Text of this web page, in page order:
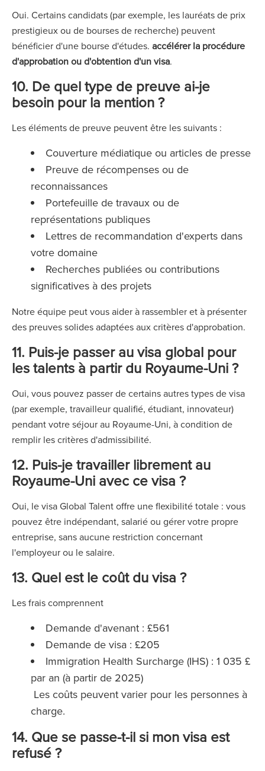
Oui. Certains candidats (par exemple, les lauréats de prix
prestigieux ou de bourses de recherche) peuvent
bénéficier d'une bourse d'études. accélérer la procédure
d'approbation ou d'obtention d'un visa.
10. De quel type de preuve ai-je
besoin pour la mention ?
Les éléments de preuve peuvent être les suivants :
Couverture médiatique ou articles de presse
Preuve de récompenses ou de
reconnaissances
Portefeuille de travaux ou de
représentations publiques
Lettres de recommandation d'experts dans
votre domaine
Recherches publiées ou contributions
significatives à des projets
Notre équipe peut vous aider à rassembler et à présenter
des preuves solides adaptées aux critères d'approbation.
11. Puis-je passer au visa global pour
les talents à partir du Royaume-Uni ?
Oui, vous pouvez passer de certains autres types de visa
(par exemple, travailleur qualifié, étudiant, innovateur)
pendant votre séjour au Royaume-Uni, à condition de
remplir les critères d'admissibilité.
12. Puis-je travailler librement au
Royaume-Uni avec ce visa ?
Oui, le visa Global Talent offre une flexibilité totale : vous
pouvez être indépendant, salarié ou gérer votre propre
entreprise, sans aucune restriction concernant
l'employeur ou le salaire.
13. Quel est le coût du visa ?
Les frais comprennent
Demande d'avenant : £561
Demande de visa : £205
Immigration Health Surcharge (IHS) : 1 035 £
par an (à partir de 2025)
Les coûts peuvent varier pour les personnes à
charge.
14. Que se passe-t-il si mon visa est
refusé ?